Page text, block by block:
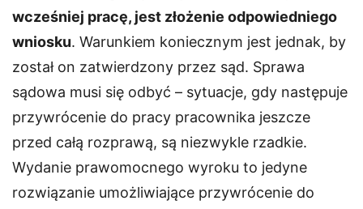
wcześniej pracę, jest złożenie odpowiedniego
wniosku. Warunkiem koniecznym jest jednak, by
został on zatwierdzony przez sąd. Sprawa
sądowa musi się odbyć – sytuacje, gdy następuje
przywrócenie do pracy pracownika jeszcze
przed całą rozprawą, są niezwykle rzadkie.
Wydanie prawomocnego wyroku to jedyne
rozwiązanie umożliwiające przywrócenie do